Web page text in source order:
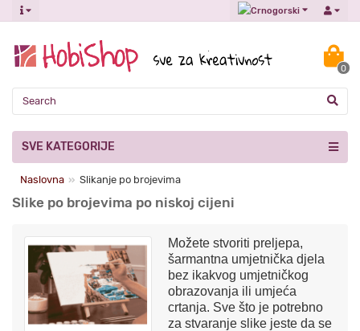
0
SVE KATEGORIJE
Naslovna Slikanje po brojevima
Slike po brojevima po niskoj cijeni
Možete stvoriti preljepa,
šarmantna umjetnička djela
bez ikakvog umjetničkog
obrazovanja ili umjeća
crtanja. Sve što je potrebno
za stvaranje slike jeste da se